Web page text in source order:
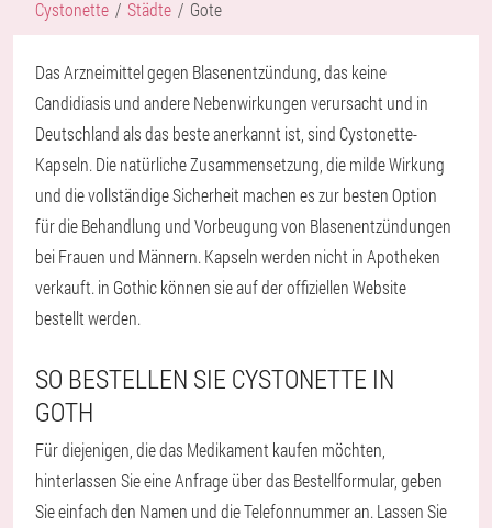
Cystonette Städte Gote
Das Arzneimittel gegen Blasenentzündung, das keine
Candidiasis und andere Nebenwirkungen verursacht und in
Deutschland als das beste anerkannt ist, sind Cystonette-
Kapseln. Die natürliche Zusammensetzung, die milde Wirkung
und die vollständige Sicherheit machen es zur besten Option
für die Behandlung und Vorbeugung von Blasenentzündungen
bei Frauen und Männern. Kapseln werden nicht in Apotheken
verkauft. in Gothic können sie auf der offiziellen Website
bestellt werden.
SO BESTELLEN SIE CYSTONETTE IN
GOTH
Für diejenigen, die das Medikament kaufen möchten,
hinterlassen Sie eine Anfrage über das Bestellformular, geben
Sie einfach den Namen und die Telefonnummer an. Lassen Sie